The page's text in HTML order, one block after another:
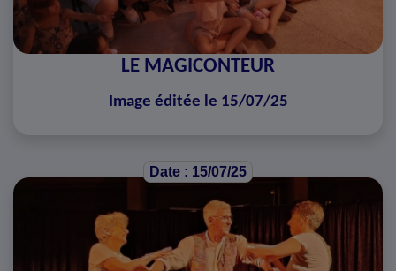
LE MAGICONTEUR
Image éditée le 15/07/25
Date : 15/07/25